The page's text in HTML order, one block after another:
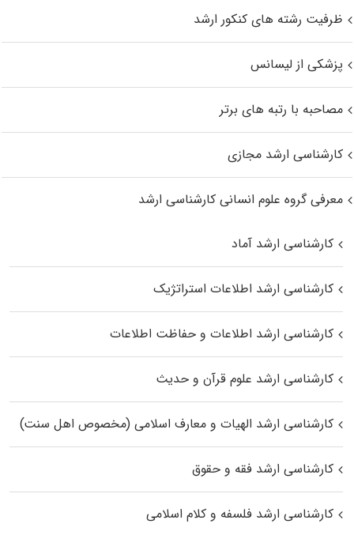
ظرفیت رشته های کنکور ارشد
پزشکی از لیسانس
مصاحبه با رتبه های برتر
کارشناسی ارشد مجازی
معرفی گروه علوم انسانی کارشناسی ارشد
کارشناسی ارشد آماد
کارشناسی ارشد اطلاعات استراتژیک
کارشناسی ارشد اطلاعات و حفاظت اطلاعات
کارشناسی ارشد علوم قرآن و حدیث
کارشناسی ارشد الهیات و معارف اسلامی (مخصوص اهل سنت)
کارشناسی ارشد فقه و حقوق
کارشناسی ارشد فلسفه و کلام اسلامی